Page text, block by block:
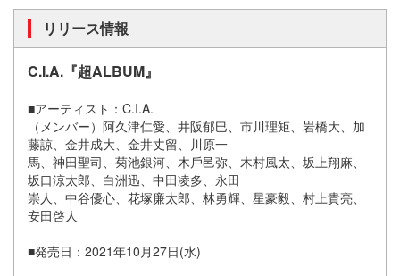
リリース情報
C.I.A.『超ALBUM』
■アーティスト：C.I.A.
（メンバー）阿久津仁愛、井阪郁⺒、市川理矩、岩橋⼤、加
藤諒、⾦井成⼤、⾦井丈留、川原⼀
⾺、神⽥聖司、菊池銀河、⽊⼾⾢弥、⽊村⾵太、坂上翔⿇、
坂⼝涼太郎、⽩洲迅、中⽥凌多、永⽥
崇⼈、中⾕優⼼、花塚廉太郎、林勇輝、星豪毅、村上貴亮、
安⽥啓⼈
■発売⽇：2021年10⽉27⽇(⽔)